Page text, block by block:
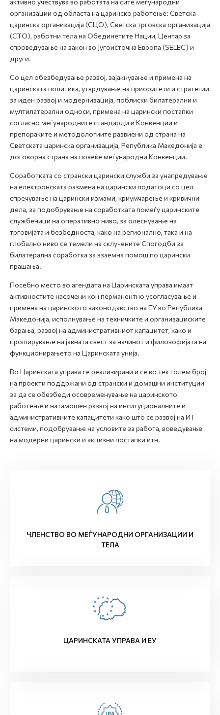
активно учествува во работата на сите меѓународни
организации од областа на царинско работење: Светска
царинска организација (СЦО), Светска трговска организација
(СТО), работни тела на Обединетите Нации, Центар за
спроведување на закон во Југоисточна Европа (SELEC) и
други.
Со цел обезбедување развој, зајакнување и примена на
царинската политика, утврдување на приоритети и стратегии
за иден развој и модернизација, поблиски билатерални и
мултилатерални односи, примена на царински постапки
согласно меѓународните стандарди и Конвенции и
препораките и методологиите развиени од страна на
Светската царинска организација, Република Македонија е
договорна страна на повеќе меѓународни Конвенции.
Соработката со странски царински служби за унапредување
на електронската размена на царински податоци со цел
спречување на царински измами, криумчарење и кривични
дела, за подобрување на соработката помеѓу царинските
службеници на оперативно ниво, за олеснување на
трговијата и безбедноста, како на регионално, така и на
глобално ниво се темели на склучените Спогодби за
билатерална соработка за взаемна помош по царински
прашања.
Посебно место во агендата на Царинската управа имаат
активностите насочени кон перманентно усогласување и
примена на царинското законодавство на ЕУ во Република
Македонија, исполнување на техничките и организациските
барања, развој на административниот капацитет, како и
проширување на јавната свест за начинот и филозофијата на
функционирањето на Царинската унија.
Во Царинската управа се реализирани и се во тек голем број
на проекти поддржани од странски и домашни институции
за да се обезбеди осовременување на царинското
работење и натамошен развој на инситуционалните и
административните капацитети како што се развој на ИТ
системи, подобрување на условите за работа, воведување
на модерни царински и акцизни постапки итн.
ЧЛЕНСТВО ВО МЕЃУНАРОДНИ ОРГАНИЗАЦИИ И
ТЕЛА
ЦАРИНСКАТА УПРАВА И ЕУ